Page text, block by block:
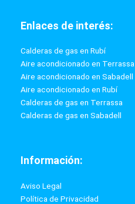
Enlaces de interés:
Calderas de gas en Rubí
Aire acondicionado en Terrassa
Aire acondicionado en Sabadell
Aire acondicionado en Rubí
Calderas de gas en Terrassa
Calderas de gas en Sabadell
Información:
Aviso Legal
Política de Privacidad